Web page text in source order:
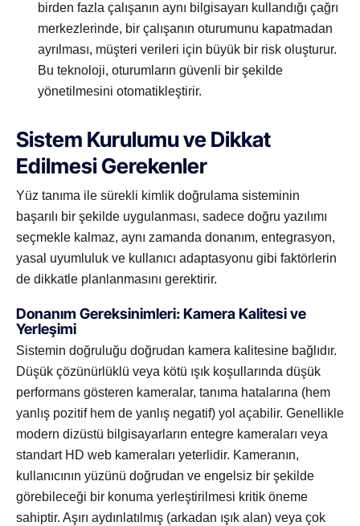
birden fazla çalışanın aynı bilgisayarı kullandığı çağrı
merkezlerinde, bir çalışanın oturumunu kapatmadan
ayrılması, müşteri verileri için büyük bir risk oluşturur.
Bu teknoloji, oturumların güvenli bir şekilde
yönetilmesini otomatikleştirir.
Sistem Kurulumu ve Dikkat
Edilmesi Gerekenler
Yüz tanıma ile sürekli kimlik doğrulama sisteminin
başarılı bir şekilde uygulanması, sadece doğru yazılımı
seçmekle kalmaz, aynı zamanda donanım, entegrasyon,
yasal uyumluluk ve kullanıcı adaptasyonu gibi faktörlerin
de dikkatle planlanmasını gerektirir.
Donanım Gereksinimleri: Kamera Kalitesi ve
Yerleşimi
Sistemin doğruluğu doğrudan kamera kalitesine bağlıdır.
Düşük çözünürlüklü veya kötü ışık koşullarında düşük
performans gösteren kameralar, tanıma hatalarına (hem
yanlış pozitif hem de yanlış negatif) yol açabilir. Genellikle
modern dizüstü bilgisayarların entegre kameraları veya
standart HD web kameraları yeterlidir. Kameranın,
kullanıcının yüzünü doğrudan ve engelsiz bir şekilde
görebileceği bir konuma yerleştirilmesi kritik öneme
sahiptir. Aşırı aydınlatılmış (arkadan ışık alan) veya çok